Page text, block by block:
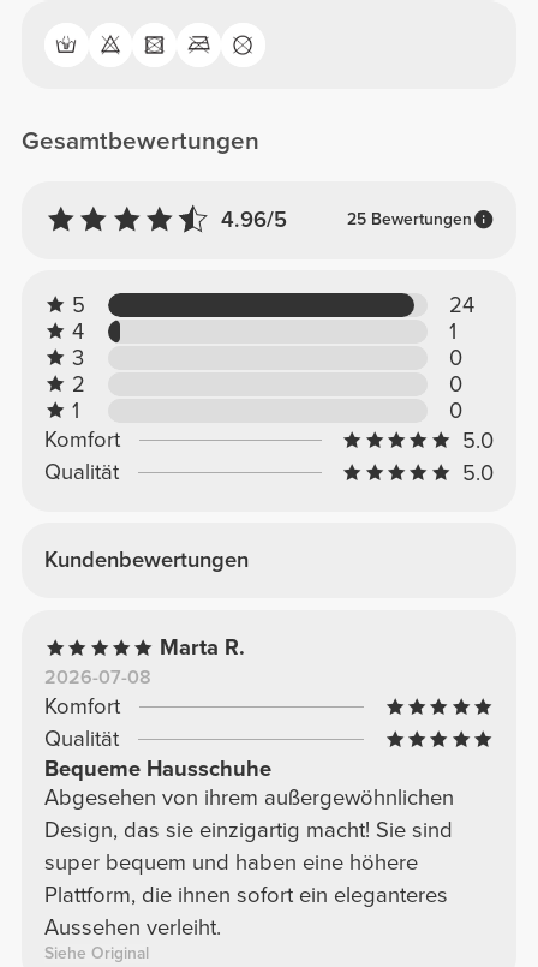
Gesamtbewertungen
4.96/5 25 Bewertungen
5
24
4
1
3
0
2
0
1
0
Komfort
5.0
Qualität
5.0
Kundenbewertungen
Marta R.
2026-07-08
Komfort
Qualität
Bequeme Hausschuhe
Abgesehen von ihrem außergewöhnlichen
Design, das sie einzigartig macht! Sie sind
super bequem und haben eine höhere
Plattform, die ihnen sofort ein eleganteres
Aussehen verleiht.
Siehe Original